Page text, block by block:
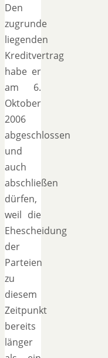
Den
zugrunde
liegenden
Kreditvertrag
habe er
am 6.
Oktober
2006
abgeschlossen
und
auch
abschließen
dürfen,
weil die
Ehescheidung
der
Parteien
zu
diesem
Zeitpunkt
bereits
länger